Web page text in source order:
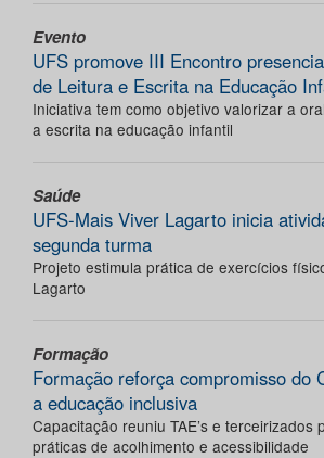
Evento
UFS promove III Encontro
de Leitura e Escrita na Educação
Iniciativa tem como objetivo valorizar a
a escrita na educação infantil
Saúde
UFS-Mais Viver Lagarto inicia
segunda turma
Projeto estimula prática de exercícios
Lagarto
Formação
Formação reforça compromisso do
a educação inclusiva
Capacitação reuniu TAE’s e terceirizados
práticas de acolhimento e acessibilidade